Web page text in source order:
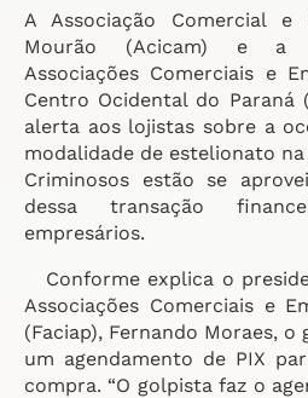
A Associação Comercial e
Mourão (Acicam) e a
Associações Comerciais e
Centro Ocidental do Paraná
alerta aos lojistas sobre a
modalidade de estelionato
Criminosos estão se
dessa transação
empresários.
Conforme explica o
Associações Comerciais e
(Faciap), Fernando Moraes,
um agendamento de PIX
compra. “O golpista faz o